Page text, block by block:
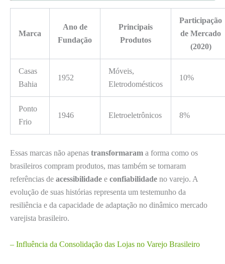
Marca
Ano de
Fundação
Principais
Produtos
Participação
de Mercado
(2020)
Casas
Bahia
1952
Móveis,
Eletrodomésticos
10%
Ponto
Frio
1946 Eletroeletrônicos 8%
Essas marcas não apenas transformaram a forma como os
brasileiros compram produtos, mas também se tornaram
referências de acessibilidade e confiabilidade no varejo. A
evolução de suas histórias representa um testemunho da
resiliência e da capacidade de adaptação no dinâmico mercado
varejista brasileiro.
– Influência da Consolidação das Lojas no Varejo Brasileiro